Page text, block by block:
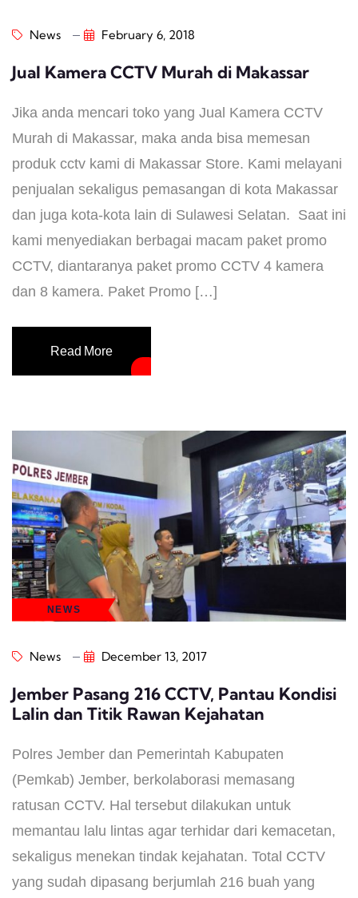
News February 6, 2018
Jual Kamera CCTV Murah di Makassar
Jika anda mencari toko yang Jual Kamera CCTV
Murah di Makassar, maka anda bisa memesan
produk cctv kami di Makassar Store. Kami melayani
penjualan sekaligus pemasangan di kota Makassar
dan juga kota-kota lain di Sulawesi Selatan. Saat ini
kami menyediakan berbagai macam paket promo
CCTV, diantaranya paket promo CCTV 4 kamera
dan 8 kamera. Paket Promo […]
Read More
NEWS
News December 13, 2017
Jember Pasang 216 CCTV, Pantau Kondisi
Lalin dan Titik Rawan Kejahatan
Polres Jember dan Pemerintah Kabupaten
(Pemkab) Jember, berkolaborasi memasang
ratusan CCTV. Hal tersebut dilakukan untuk
memantau lalu lintas agar terhidar dari kemacetan,
sekaligus menekan tindak kejahatan. Total CCTV
yang sudah dipasang berjumlah 216 buah yang